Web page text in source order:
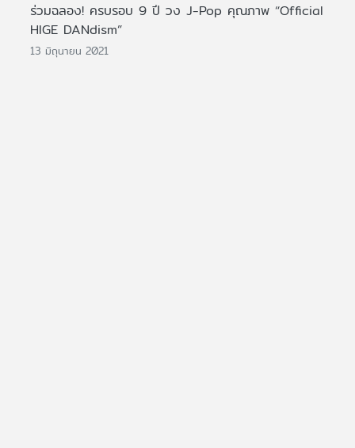
ร่วมฉลอง! ครบรอบ 9 ปี วง J-Pop คุณภาพ “Official
HIGE DANdism”
13 มิถุนายน 2021